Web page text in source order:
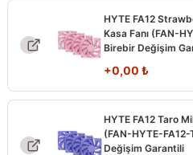
HYTE FA12
Kasa Fanı (FAN-
Birebir Değişim
+0,00 ₺
HYTE FA12 Taro
(FAN-HYTE-
Değişim Garantili